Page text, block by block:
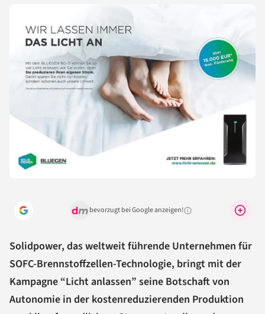
bevorzugt bei Google anzeigen!Warum lohnt sich das?
Solidpower, das weltweit führende Unternehmen für
SOFC-Brennstoffzellen-Technologie, bringt mit der
Kampagne “Licht anlassen” seine Botschaft von
Autonomie in der kostenreduzierenden Produktion